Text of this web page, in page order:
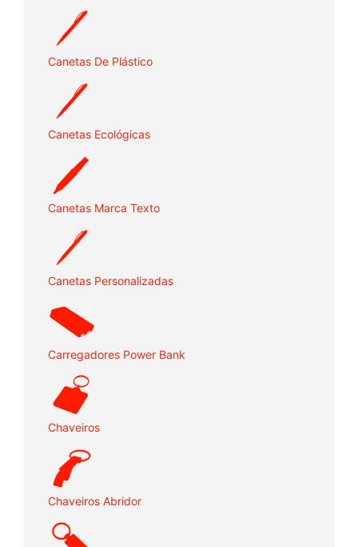
Canetas De Plástico
Canetas Ecológicas
Canetas Marca Texto
Canetas Personalizadas
Carregadores Power Bank
Chaveiros
Chaveiros Abridor